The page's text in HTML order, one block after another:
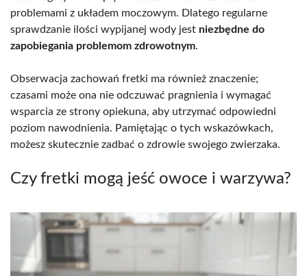
problemami z układem moczowym. Dlatego regularne
sprawdzanie ilości wypijanej wody jest niezbędne do
zapobiegania problemom zdrowotnym.
Obserwacja zachowań fretki ma również znaczenie;
czasami może ona nie odczuwać pragnienia i wymagać
wsparcia ze strony opiekuna, aby utrzymać odpowiedni
poziom nawodnienia. Pamiętając o tych wskazówkach,
możesz skutecznie zadbać o zdrowie swojego zwierzaka.
Czy fretki mogą jeść owoce i warzywa?